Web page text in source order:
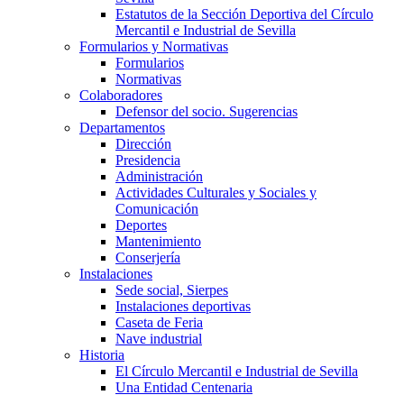
Estatutos de la Sección Deportiva del Círculo
Mercantil e Industrial de Sevilla
Formularios y Normativas
Formularios
Normativas
Colaboradores
Defensor del socio. Sugerencias
Departamentos
Dirección
Presidencia
Administración
Actividades Culturales y Sociales y
Comunicación
Deportes
Mantenimiento
Conserjería
Instalaciones
Sede social, Sierpes
Instalaciones deportivas
Caseta de Feria
Nave industrial
Historia
El Círculo Mercantil e Industrial de Sevilla
Una Entidad Centenaria